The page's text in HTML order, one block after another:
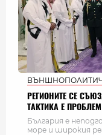
РЕГИОНИТЕ СЕ
ТАКТИКА Е ПРОБЛЕМ
България e
море и широкия